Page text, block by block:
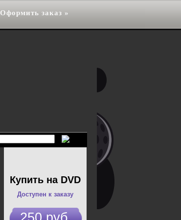
Купить на DVD
Доступен к заказу
Оформить заказ »